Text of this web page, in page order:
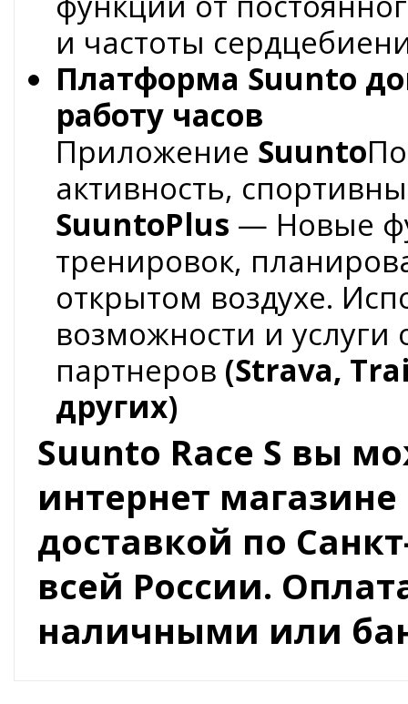
и частоты
Платформа Suunto
работу часов
Приложение Suunto
активность,
SuuntoPlus — Новые
тренировок,
открытом воздухе.
возможности и
партнеров (Strava,
других)
Suunto Race S вы
интернет
доставкой по
всей России.
наличными или